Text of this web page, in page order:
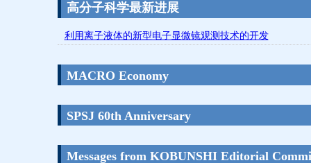
高分子科学最新进展
利用离子液体的新型电子显微镜观测技术的开发
MACRO Economy
SPSJ 60th Anniversary
Messages from KOBUNSHI Editorial